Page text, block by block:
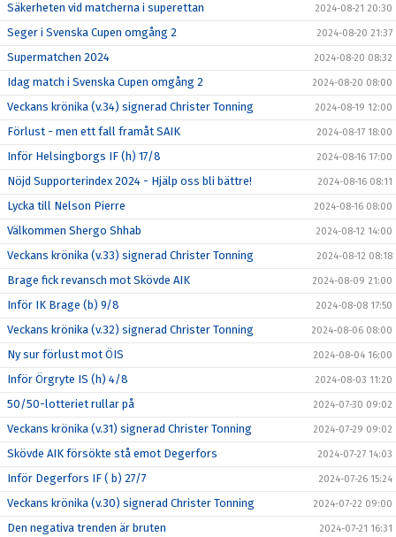
Säkerheten vid matcherna i superettan 2024-08-21 20:30
Seger i Svenska Cupen omgång 2 2024-08-20 21:37
Supermatchen 2024 2024-08-20 08:32
Idag match i Svenska Cupen omgång 2 2024-08-20 08:00
Veckans krönika (v.34) signerad Christer Tonning 2024-08-19 12:00
Förlust - men ett fall framåt SAIK 2024-08-17 18:00
Inför Helsingborgs IF (h) 17/8 2024-08-16 17:00
Nöjd Supporterindex 2024 - Hjälp oss bli bättre! 2024-08-16 08:11
Lycka till Nelson Pierre 2024-08-16 08:00
Välkommen Shergo Shhab 2024-08-12 14:00
Veckans krönika (v.33) signerad Christer Tonning 2024-08-12 08:18
Brage fick revansch mot Skövde AIK 2024-08-09 21:00
Inför IK Brage (b) 9/8 2024-08-08 17:50
Veckans krönika (v.32) signerad Christer Tonning 2024-08-06 08:00
Ny sur förlust mot ÖIS 2024-08-04 16:00
Inför Örgryte IS (h) 4/8 2024-08-03 11:20
50/50-lotteriet rullar på 2024-07-30 09:02
Veckans krönika (v.31) signerad Christer Tonning 2024-07-29 09:02
Skövde AIK försökte stå emot Degerfors 2024-07-27 14:03
Inför Degerfors IF ( b) 27/7 2024-07-26 15:24
Veckans krönika (v.30) signerad Christer Tonning 2024-07-22 09:00
Den negativa trenden är bruten 2024-07-21 16:31